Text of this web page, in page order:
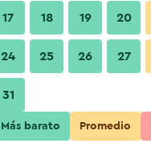
$178
$229
17 18 19 20
24 25 26 27
31
Más barato Promedio